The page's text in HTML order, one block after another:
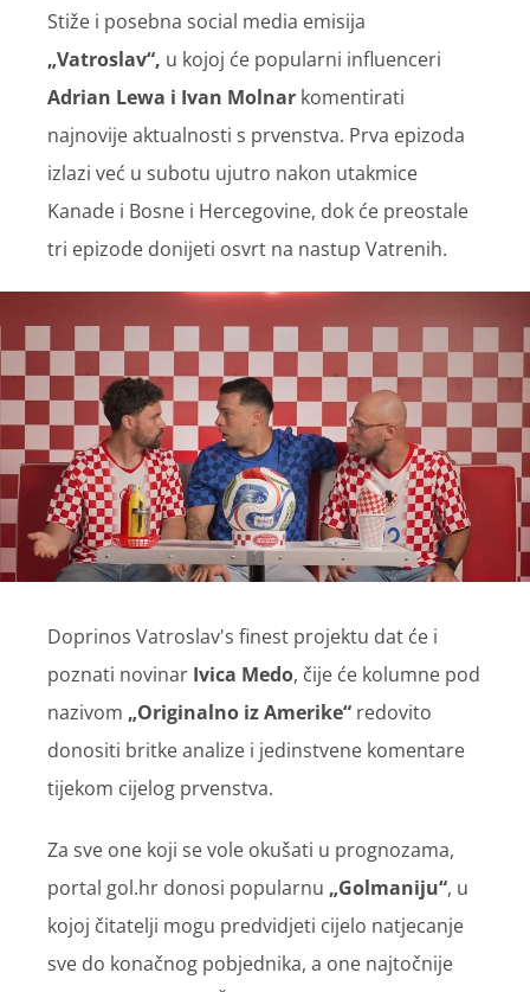
Stiže i posebna social media emisija
„Vatroslav“, u kojoj će popularni influenceri
Adrian Lewa i Ivan Molnar komentirati
najnovije aktualnosti s prvenstva. Prva epizoda
izlazi već u subotu ujutro nakon utakmice
Kanade i Bosne i Hercegovine, dok će preostale
tri epizode donijeti osvrt na nastup Vatrenih.
Doprinos Vatroslav's finest projektu dat će i
poznati novinar Ivica Medo, čije će kolumne pod
nazivom „Originalno iz Amerike“ redovito
donositi britke analize i jedinstvene komentare
tijekom cijelog prvenstva.
Za sve one koji se vole okušati u prognozama,
portal gol.hr donosi popularnu „Golmaniju“, u
kojoj čitatelji mogu predvidjeti cijelo natjecanje
sve do konačnog pobjednika, a one najtočnije